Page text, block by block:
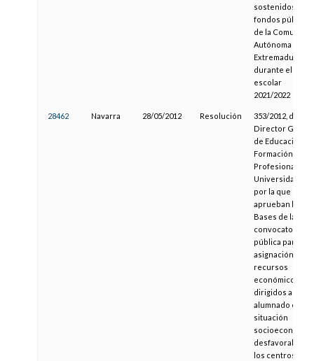
sostenidos con
fondos públicos
de la
Autónoma de
Extremadura,
durante el
escolar
2021/2022
28462 Navarra 28/05/2012 Resolución
353/2012, del
Director
de Educación,
Formación
Profesional y
Universidades,
por la que se
aprueban las
Bases de la
convocatoria
pública para la
asignación de
recursos
económicos
dirigidos al
alumnado en
situación
socioeconómica
desfavorable,
los centros